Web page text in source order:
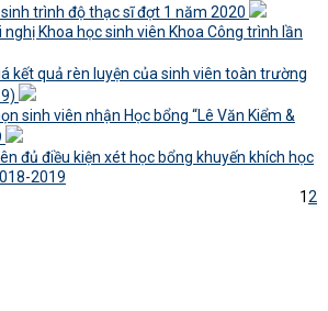
trình độ thạc sĩ đợt 1 năm 2020
nghị Khoa học sinh viên Khoa Công trình lần
kết quả rèn luyện của sinh viên toàn trường
sinh viên nhận Học bổng “Lê Văn Kiểm &
đủ điều kiện xét học bổng khuyến khích học
2019
12